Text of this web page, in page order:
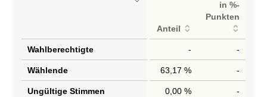
Anteil
in %-
Punkten
Wahlberechtigte - -
Wählende 63,17 % -
Ungültige Stimmen 0,00 % -